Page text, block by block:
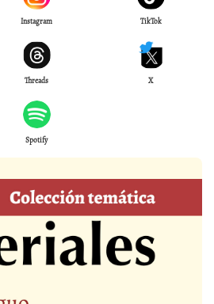
Instagram TikTok
Threads X
Spotify